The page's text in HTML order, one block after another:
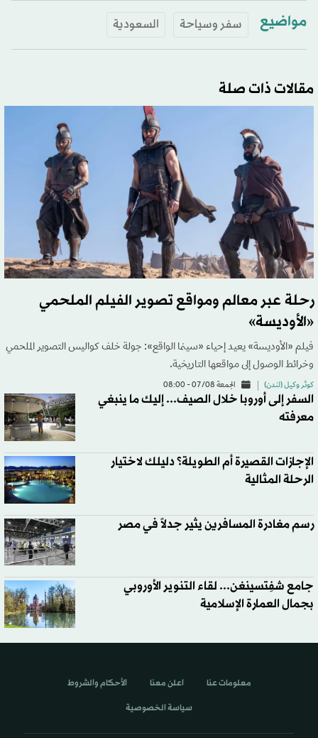
مواضيع سفر وسياحة السعودية
مقالات ذات صلة
رحلة عبر معالم ومواقع تصوير الفيلم الملحمي
«الأوديسة»
فيلم «الأوديسة» يعيد إحياء «سينما الواقع»: جولة خلف كواليس التصوير الملحمي
وخرائط الوصول إلى مواقعها التاريخية.
كوثر وكيل (لندن) الجمعة 07/08 - 08:00
السفر إلى أوروبا خلال الصيف... إليك ما ينبغي
معرفته
الإجازات القصيرة أم الطويلة؟ دليلك لاختيار
الرحلة المثالية
رسم مغادرة المسافرين يثير جدلاً في مصر
جامع شفِتسينغن... لقاء التنوير الأوروبي
بجمال العمارة الإسلامية
معلومات عنا اعلن معنا الأحكام والشروط
سياسة الخصوصية